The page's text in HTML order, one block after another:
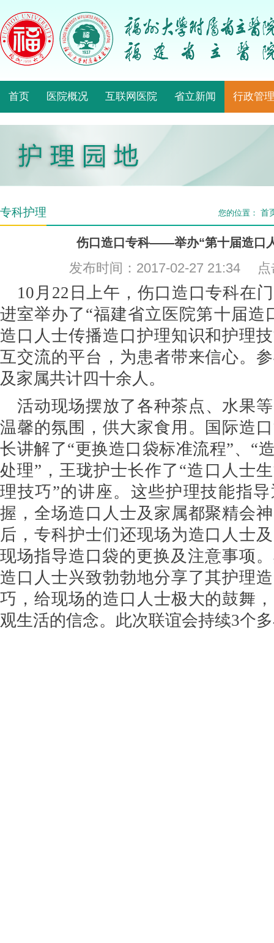
首页 医院概况 互联网医院 省立新闻 行政管理
专科护理 您的位置： 首
伤口造口专科——举办“第十届造口
发布时间：2017-02-27 21:34 点
10月22日上午，伤口造口专科在
进室举办了“福建省立医院第十届造
造口人士传播造口护理知识和护理
互交流的平台，为患者带来信心。
及家属共计四十余人。
活动现场摆放了各种茶点、水果
温馨的氛围，供大家食用。国际造
长讲解了“更换造口袋标准流程”、“
处理”，王珑护士长作了“造口人士
理技巧”的讲座。这些护理技能指
握，全场造口人士及家属都聚精会
后，专科护士们还现场为造口人士
现场指导造口袋的更换及注意事项
造口人士兴致勃勃地分享了其护理
巧，给现场的造口人士极大的鼓舞
观生活的信念。此次联谊会持续3个